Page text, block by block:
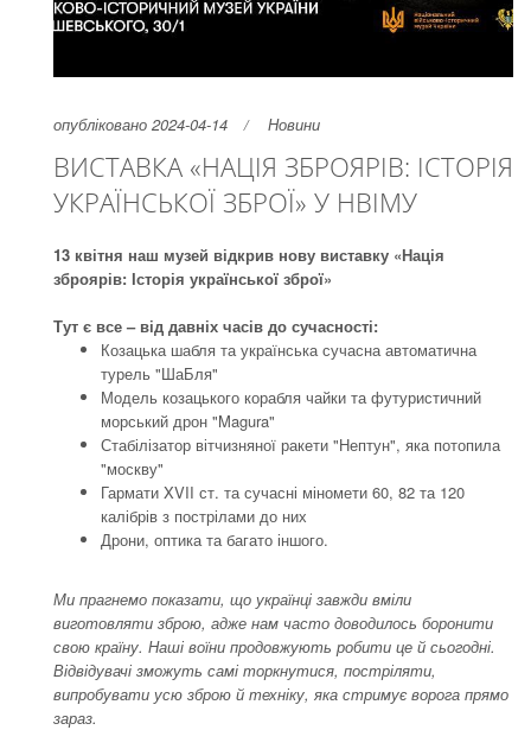
опубліковано 2024-04-14 Новини
ВИСТАВКА «НАЦІЯ ЗБРОЯРІВ: ІСТОРІЯ
УКРАЇНСЬКОЇ ЗБРОЇ» У НВІМУ
13 квітня наш музей відкрив нову виставку «Нація
зброярів: Історія української зброї»
Тут є все – від давніх часів до сучасності:
Козацька шабля та українська сучасна автоматична
турель "ШаБля"
Модель козацького корабля чайки та футуристичний
морський дрон "Magura"
Стабілізатор вітчизняної ракети "Нептун", яка потопила
"москву"
Гармати XVII ст. та сучасні міномети 60, 82 та 120
калібрів з пострілами до них
Дрони, оптика та багато іншого.
Ми прагнемо показати, що українці завжди вміли
виготовляти зброю, адже нам часто доводилось боронити
свою країну. Наші воїни продовжують робити це й сьогодні.
Відвідувачі зможуть самі торкнутися, постріляти,
випробувати усю зброю й техніку, яка стримує ворога прямо
зараз.